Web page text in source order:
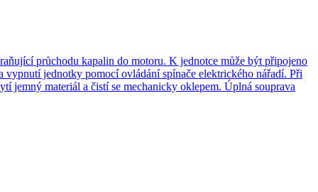
průchodu kapalin do motoru. K jednotce může být připojeno
jednotky pomocí ovládání spínače elektrického nářadí. Při
jemný materiál a čistí se mechanicky oklepem. Úplná souprava